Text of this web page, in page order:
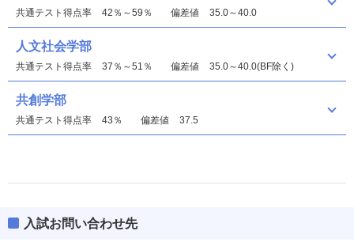
共通テスト得点率 42％～59％ 偏差値 35.0～40.0
人文社会学部
共通テスト得点率 37％～51％ 偏差値 35.0～40.0(BF除く)
共創学部
共通テスト得点率 43％ 偏差値 37.5
入試お問い合わせ先